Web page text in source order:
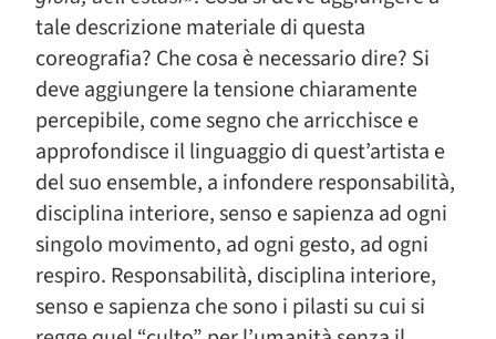
tale descrizione materiale di questa
coreografia? Che cosa è necessario dire? Si
deve aggiungere la tensione chiaramente
percepibile, come segno che arricchisce e
approfondisce il linguaggio di quest’artista e
del suo ensemble, a infondere responsabilità,
disciplina interiore, senso e sapienza ad ogni
singolo movimento, ad ogni gesto, ad ogni
respiro. Responsabilità, disciplina interiore,
senso e sapienza che sono i pilasti su cui si